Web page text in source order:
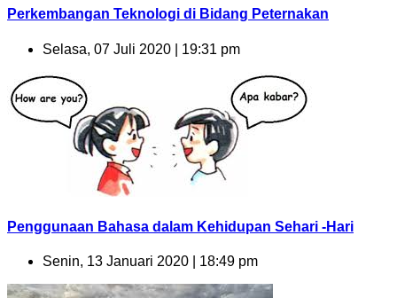
Perkembangan Teknologi di Bidang Peternakan
Selasa, 07 Juli 2020 | 19:31 pm
Penggunaan Bahasa dalam Kehidupan Sehari -Hari
Senin, 13 Januari 2020 | 18:49 pm